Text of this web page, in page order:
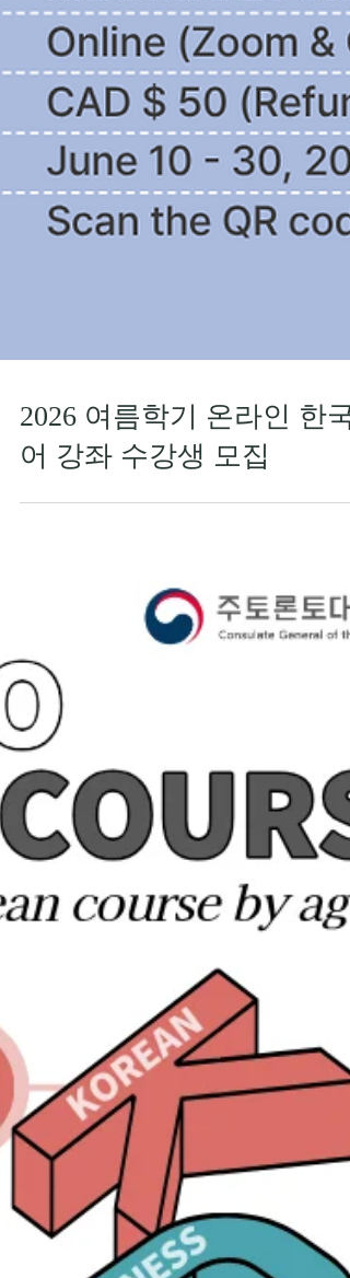
2026 여름학기 온라인 한국
어 강좌 수강생 모집